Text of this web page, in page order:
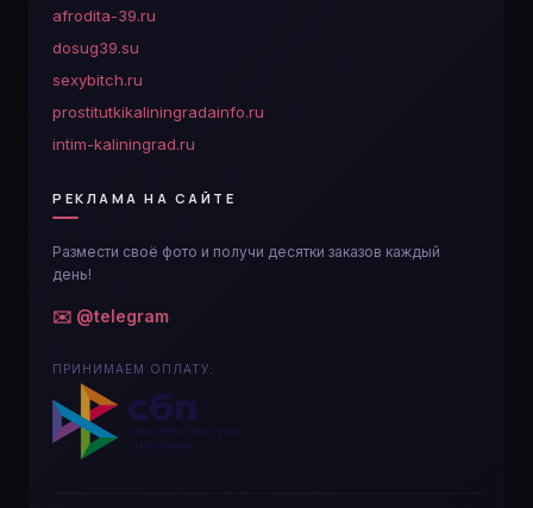
afrodita-39.ru
dosug39.su
sexybitch.ru
prostitutkikaliningradainfo.ru
intim-kaliningrad.ru
РЕКЛАМА НА САЙТЕ
Размести своё фото и получи десятки заказов каждый
день!
✉️ @telegram
ПРИНИМАЕМ ОПЛАТУ: